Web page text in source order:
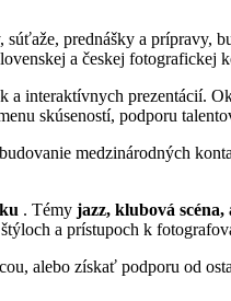
prednášky a prípravy,
a českej fotografickej
interaktívnych prezentácií.
skúseností, podporu
medzinárodných
. Témy jazz, klubová
a prístupoch k
alebo získať podporu od